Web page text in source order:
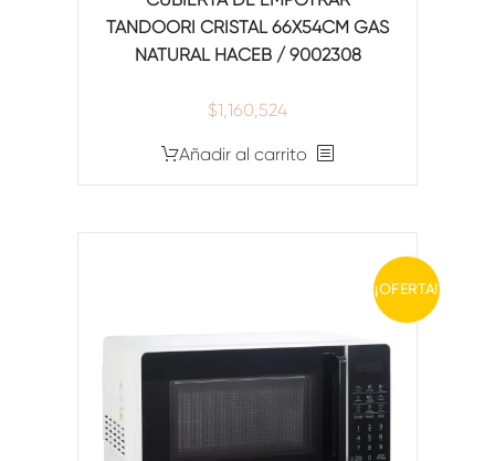
TANDOORI CRISTAL 66X54CM GAS
NATURAL HACEB / 9002308
$1,160,524
Añadir al carrito
¡OFERTA!